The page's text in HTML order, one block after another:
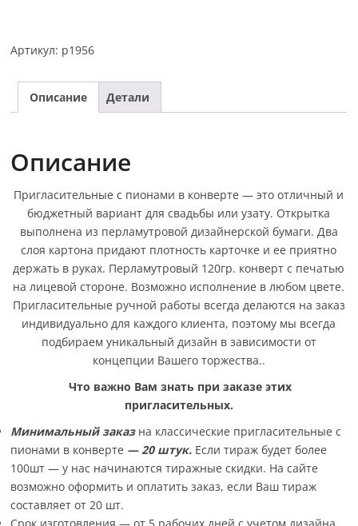
Артикул: p1956
Описание Детали
Описание
Пригласительные с пионами в конверте — это отличный и
бюджетный вариант для свадьбы или узату. Открытка
выполнена из перламутровой дизайнерской бумаги. Два
слоя картона придают плотность карточке и ее приятно
держать в руках. Перламутровый 120гр. конверт с печатью
на лицевой стороне. Возможно исполнение в любом цвете.
Пригласительные ручной работы всегда делаются на заказ
индивидуально для каждого клиента, поэтому мы всегда
подбираем уникальный дизайн в зависимости от
концепции Вашего торжества..
Что важно Вам знать при заказе этих
пригласительных.
Минимальный заказ на классические пригласительные с
пионами в конверте — 20 штук. Если тираж будет более
100шт — у нас начинаются тиражные скидки. На сайте
возможно оформить и оплатить заказ, если Ваш тираж
составляет от 20 шт.
Срок изготовления — от 5 рабочих дней с учетом дизайна.